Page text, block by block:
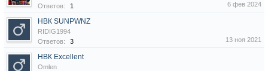
Ответов:
1 6 фев 2024
НВК SUNPWNZ
RIDIG1994
Ответов:
3 13 ноя 2021
НВК Excellent
Omlen